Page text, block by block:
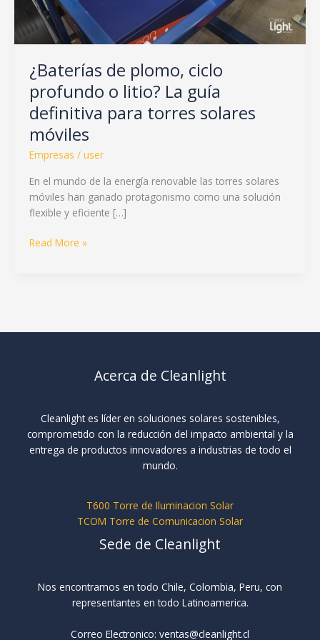
¿Baterías de plomo, ciclo
profundo o litio? La guía
definitiva para torres solares
móviles
Empresas / user
En el mundo de la energía renovable las torres solares
móviles han ganado protagonismo como una solución
flexible y eficiente […]
para
torres
solares
móviles
Read More »
Acerca de Cleanlight
Cleanlight es líder en soluciones solares sostenibles,
comprometido con la reducción del impacto ambiental y la
entrega de productos innovadores a industrias de todo el
mundo.
T600 Torre de Iluminacion Solar
TCOM Torre de Comunicacion Solar
Sede de Cleanlight
Nos encontramos en todo Chile, Colombia, Peru, con
representantes en todo Latinoamerica.
Correo Electronico: ventas@cleanlight.cl